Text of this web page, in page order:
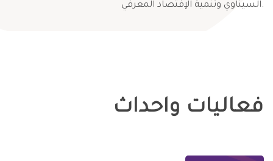
السيناوي وتنمية الإقتصاد المعرفي.
فعاليات واحداث